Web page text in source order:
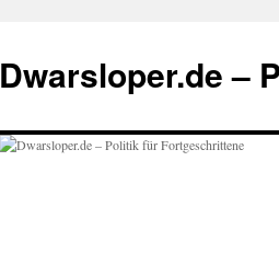
springen
Dwarsloper.de –